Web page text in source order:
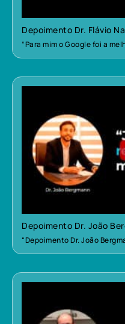
Depoimento Dr. Flávio
“Para mim o Google foi a
Depoimento Dr. João
“Depoimento Dr. João